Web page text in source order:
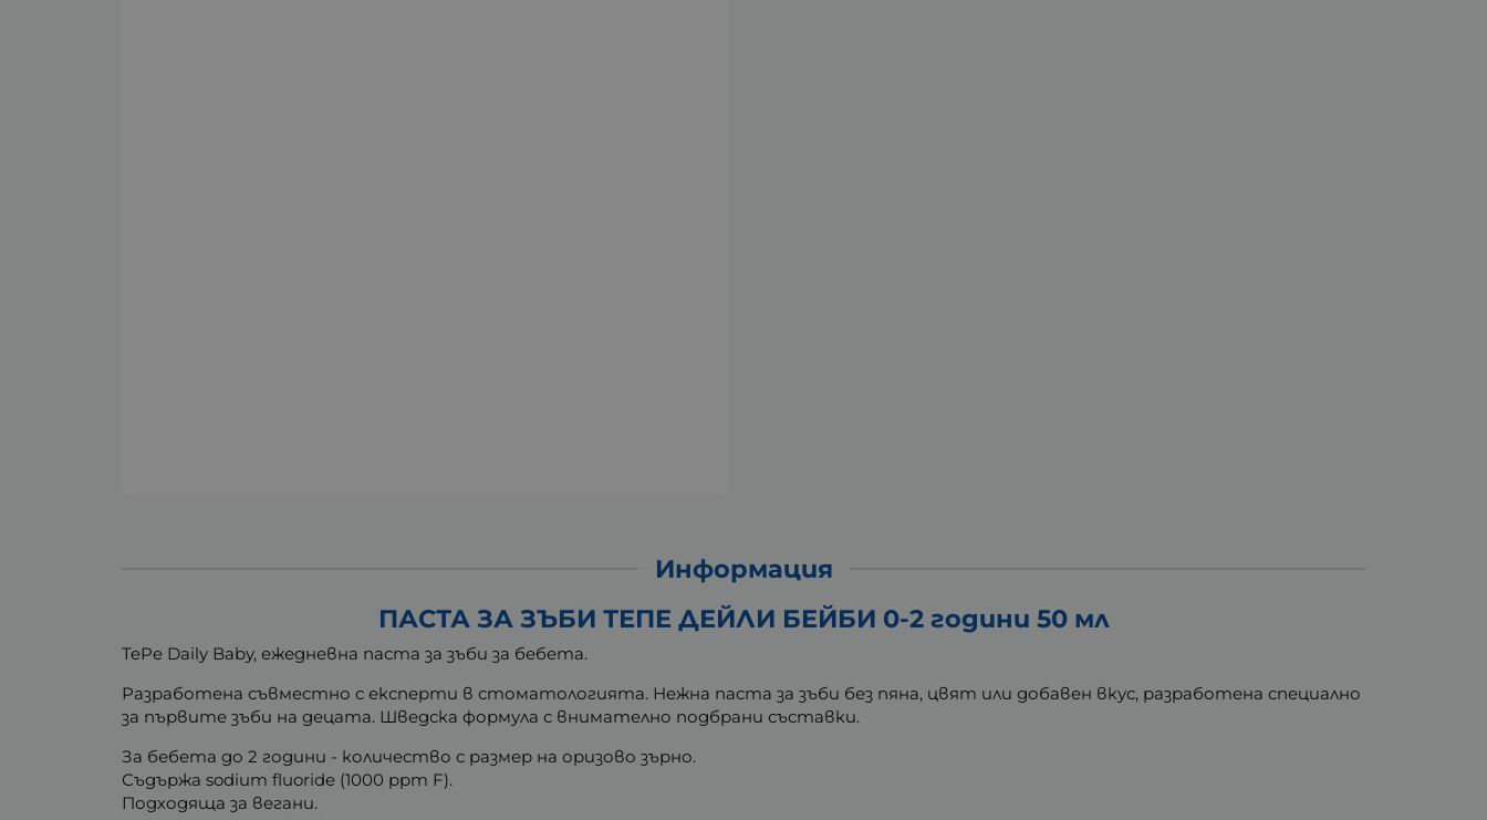
Информация
ПАСТА ЗА ЗЪБИ ТЕПЕ ДЕЙЛИ БЕЙБИ 0-2 години 50 мл
TePe Daily Baby, ежедневна паста за зъби за бебета.
Разработена съвместно с експерти в стоматологията. Нежна паста за зъби без пяна, цвят или добавен вкус, разработена специално
за първите зъби на децата. Шведска формула с внимателно подбрани съставки.
За бебета до 2 години - количество с размер на оризово зърно.
Съдържа sodium fluoride (1000 ppm F).
Подходяща за вегани.